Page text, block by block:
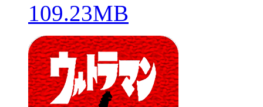
109.23MB